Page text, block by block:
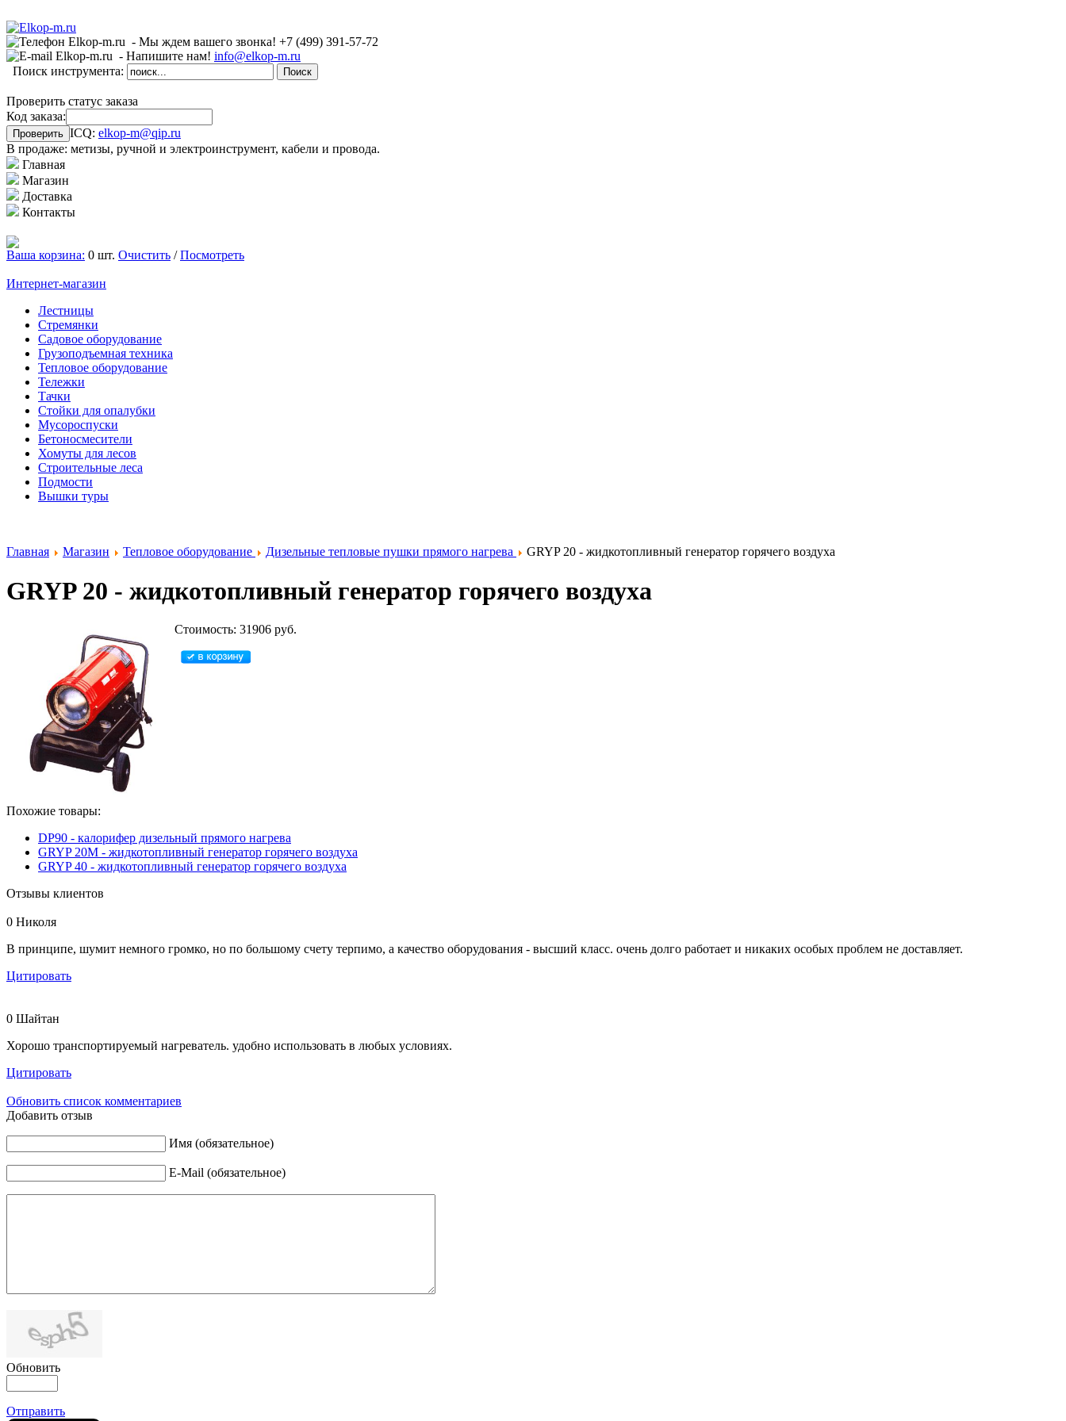
- Мы ждем вашего звонка! +7 (499) 391-57-72
- Напишите нам! info@elkop-m.ru
Поиск инструмента:
Проверить статус заказа
Код заказа:
ICQ: elkop-m@qip.ru
В продаже: метизы, ручной и электроинструмент, кабели и провода.
Главная
Магазин
Доставка
Контакты
Ваша корзина: 0 шт. Очистить /Посмотреть
Интернет-магазин
Лестницы
Стремянки
Садовое оборудование
Грузоподъемная техника
Тепловое оборудование
Тележки
Тачки
Стойки для опалубки
Мусороспуски
Бетоносмесители
Хомуты для лесов
Строительные леса
Подмости
Вышки туры
Главная Магазин Тепловое оборудование Дизельные тепловые пушки прямого нагрева GRYP 20 - жидкотопливный генератор горячего воздуха
GRYP 20 - жидкотопливный генератор горячего воздуха
Стоимость: 31906 руб.
Похожие товары:
DP90 - калорифер дизельный прямого нагрева
GRYP 20M - жидкотопливный генератор горячего воздуха
GRYP 40 - жидкотопливный генератор горячего воздуха
Отзывы клиентов
0 Николя
В принципе, шумит немного громко, но по большому счету терпимо, а качество оборудования - высший класс. очень долго работает и никаких особых проблем не доставляет.
Цитировать
0 Шайтан
Хорошо транспортируемый нагреватель. удобно использовать в любых условиях.
Цитировать
Обновить список комментариев
Добавить отзыв
Имя (обязательное)
E-Mail (обязательное)
Обновить
Отправить